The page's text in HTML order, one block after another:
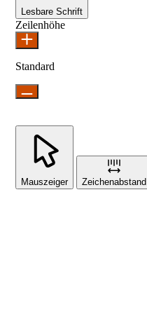
Lesbare Schrift
Zeilenhöhe
Standard
Mauszeiger Zeichenabstand